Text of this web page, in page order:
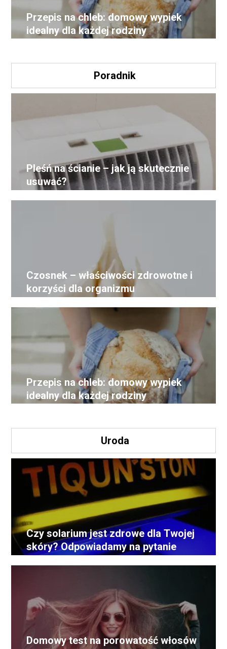
Przepis na chleb: domowy wypiek
idealny dla każdej rodziny
Poradnik
Pleśń na ścianie – jak ją skutecznie
usuwać?
Czosnek – właściwości zdrowotne i
korzyści dla organizmu
Przepis na chleb: domowy wypiek
idealny dla każdej rodziny
Uroda
Czy solarium jest zdrowe dla Twojej
skóry? Odpowiadamy na pytanie
Domowy test na porowatość włosów